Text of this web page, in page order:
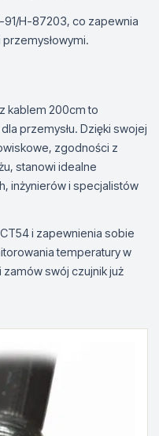
91/H-87203, co zapewnia
kablem 200cm to
przemysłu. Dzięki swojej
zgodności z
stanowi idealne
inżynierów i specjalistów
i zapewnienia sobie
temperatury w
swój czujnik już